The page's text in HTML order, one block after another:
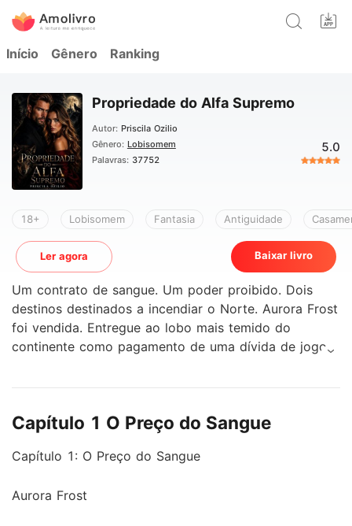
Início Gênero Ranking
Propriedade do Alfa Supremo
Autor: Priscila Ozilio
Gênero: Lobisomem
Palavras: 37752
5.0
18+ Lobisomem Fantasia Antiguidade
Ler agora Baixar livro
Um contrato de sangue. Um poder proibido. Dois
destinos destinados a incendiar o Norte. Aurora Frost
foi vendida. Entregue ao lobo mais temido do
continente como pagamento de uma dívida de jogo,
contrato poderia conter. O acordo era simples: um
sentimentos. Apenas um negócio frio e calculado.
carregasse em suas veias o maior segredo da raça
Capítulo 1 O Preço do Sangue
Capítulo 1: O Preço do Sangue
Aurora Frost